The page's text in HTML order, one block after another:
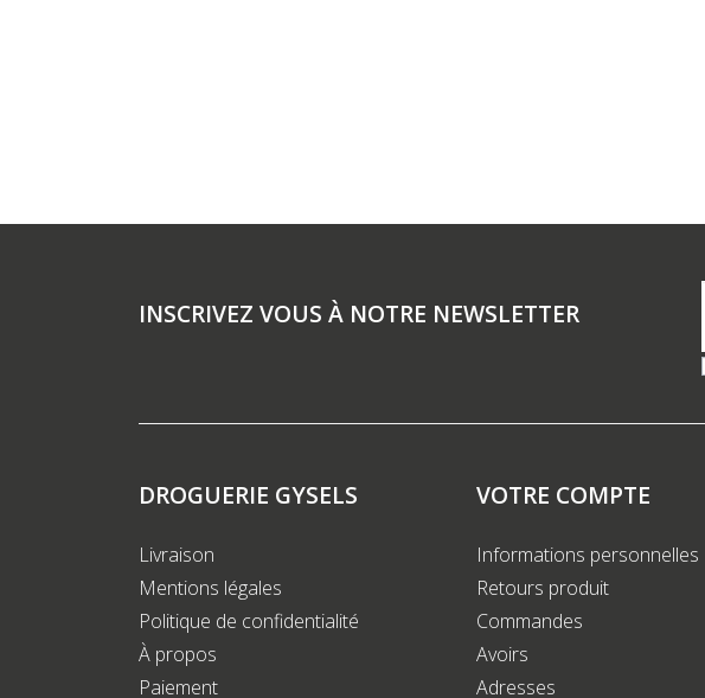
INSCRIVEZ VOUS À NOTRE NEWSLETTER
DROGUERIE GYSELS
Livraison
Mentions légales
Politique de confidentialité
À propos
Paiement
VOTRE COMPTE
Informations personnelles
Retours produit
Commandes
Avoirs
Adresses